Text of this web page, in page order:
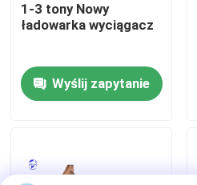
Poprosić o wycenę
Silnik DEUTZ
Silnik CUMMINS
1-3 tony Nowy
ładowarka wyciągacz
Wyślij zapytanie